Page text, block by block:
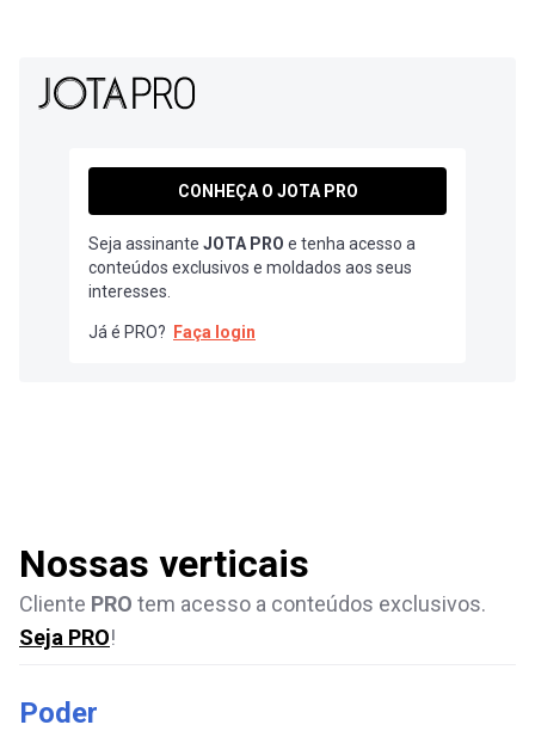
CONHEÇA O JOTA PRO
Seja assinante JOTA PRO e tenha acesso a
conteúdos exclusivos e moldados aos seus
interesses.
Já é PRO? Faça login
Nossas verticais
Cliente PRO tem acesso a conteúdos exclusivos.
Seja PRO!
Poder